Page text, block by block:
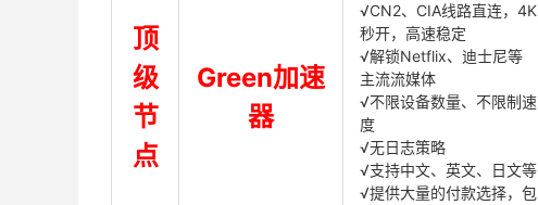
顶
级
节
点
Green加速
器
√CN2、CIA线路直连，4K
秒开，高速稳定
√解锁Netflix、迪士尼等
主流流媒体
√不限设备数量、不限制速
度
√无日志策略
√支持中文、英文、日文等
√提供大量的付款选择，包